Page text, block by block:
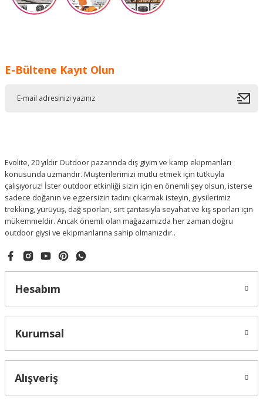
E-Bültene Kayıt Olun
Evolite, 20 yıldır Outdoor pazarında dış giyim ve kamp ekipmanları
konusunda uzmandır. Müşterilerimizi mutlu etmek için tutkuyla
çalışıyoruz! İster outdoor etkinliği sizin için en önemli şey olsun, isterse
sadece doğanın ve egzersizin tadını çıkarmak isteyin, giysilerimiz
trekking, yürüyüş, dağ sporları, sırt çantasıyla seyahat ve kış sporları için
mükemmeldir. Ancak önemli olan mağazamızda her zaman doğru
outdoor giysi ve ekipmanlarına sahip olmanızdır..
Hesabım
Kurumsal
Alışveriş